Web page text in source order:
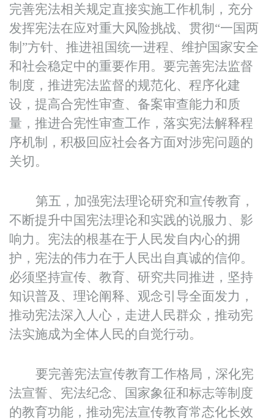
完善宪法相关规定直接实施工作机制，充分
发挥宪法在应对重大风险挑战、贯彻“一国两
制”方针、推进祖国统一进程、维护国家安全
和社会稳定中的重要作用。要完善宪法监督
制度，推进宪法监督的规范化、程序化建
设，提高合宪性审查、备案审查能力和质
量，推进合宪性审查工作，落实宪法解释程
序机制，积极回应社会各方面对涉宪问题的
关切。
第五，加强宪法理论研究和宣传教育，
不断提升中国宪法理论和实践的说服力、影
响力。宪法的根基在于人民发自内心的拥
护，宪法的伟力在于人民出自真诚的信仰。
必须坚持宣传、教育、研究共同推进，坚持
知识普及、理论阐释、观念引导全面发力，
推动宪法深入人心，走进人民群众，推动宪
法实施成为全体人民的自觉行动。
要完善宪法宣传教育工作格局，深化宪
法宣誓、宪法纪念、国家象征和标志等制度
的教育功能，推动宪法宣传教育常态化长效